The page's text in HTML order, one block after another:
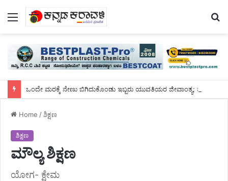
Menu
Home /ಶಿಕ್ಷಣ
ಶಿಕ್ಷಣ
ಮೌಲ್ಯ ಶಿಕ್ಷಣ
ಯೋಗ- ಕ್ಷೇಮ